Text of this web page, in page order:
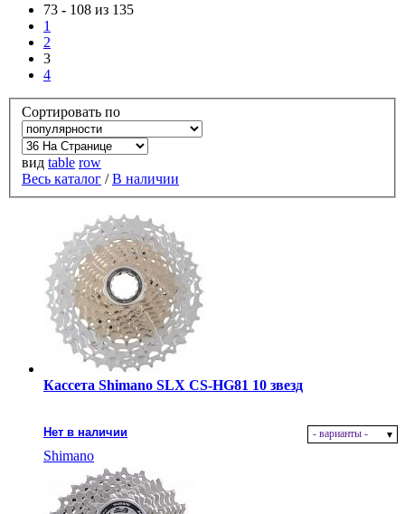
73 - 108 из 135
1
2
3
4
Сортировать по
вид table row
Весь каталог /В наличии
Кассета Shimano SLX CS-HG81 10 звезд
Нет в наличии - варианты -
Shimano